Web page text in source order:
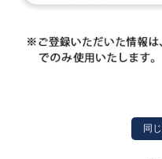
同